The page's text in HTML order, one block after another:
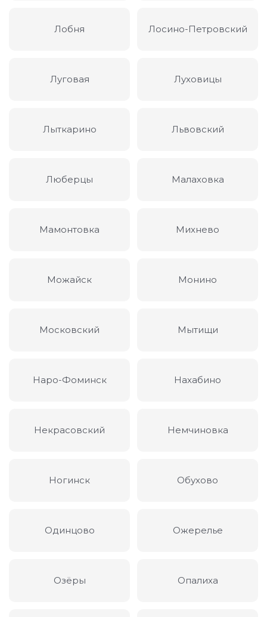
Лобня Лосино-Петровский
Луговая Луховицы
Лыткарино Львовский
Люберцы Малаховка
Мамонтовка Михнево
Можайск Монино
Московский Мытищи
Наро-Фоминск Нахабино
Некрасовский Немчиновка
Ногинск Обухово
Одинцово Ожерелье
Озёры Опалиха